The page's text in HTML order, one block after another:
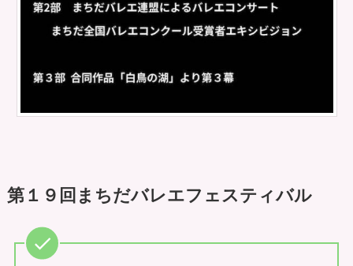
第１９回まちだバレエフェスティバル